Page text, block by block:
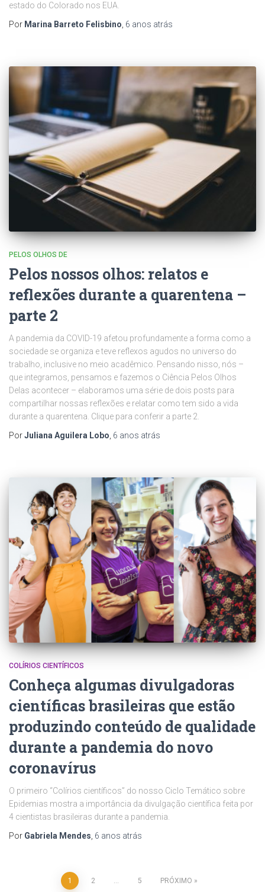
estado do Colorado nos EUA.
Por Marina Barreto Felisbino, 6 anos atrás
PELOS OLHOS DE
Pelos nossos olhos: relatos e
reflexões durante a quarentena –
parte 2
A pandemia da COVID-19 afetou profundamente a forma como a
sociedade se organiza e teve reflexos agudos no universo do
trabalho, inclusive no meio acadêmico. Pensando nisso, nós –
que integramos, pensamos e fazemos o Ciência Pelos Olhos
Delas acontecer – elaboramos uma série de dois posts para
compartilhar nossas reflexões e relatar como tem sido a vida
durante a quarentena. Clique para conferir a parte 2.
PorJuliana Aguilera Lobo 6 anos atrás
COLÍRIOS CIENTÍFICOS
Conheça algumas divulgadoras
científicas brasileiras que estão
produzindo conteúdo de qualidade
durante a pandemia do novo
coronavírus
O primeiro “Colírios científicos” do nosso Ciclo Temático sobre
Epidemias mostra a importância da divulgação científica feita por
4 cientistas brasileiras durante a pandemia.
Por Gabriela Mendes 6 anos atrás
1 2 5 PRÓXIMO